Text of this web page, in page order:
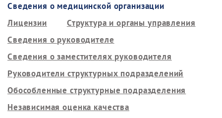
Сведения о медицинской организации
Лицензии
Структура и органы управления
Сведения о руководителе
Сведения о заместителях руководителя
Руководители структурных подразделений
Обособленные структурные подразделения
Независимая оценка качества